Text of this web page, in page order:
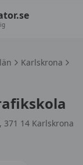
Karlskrona
14 Karlskrona